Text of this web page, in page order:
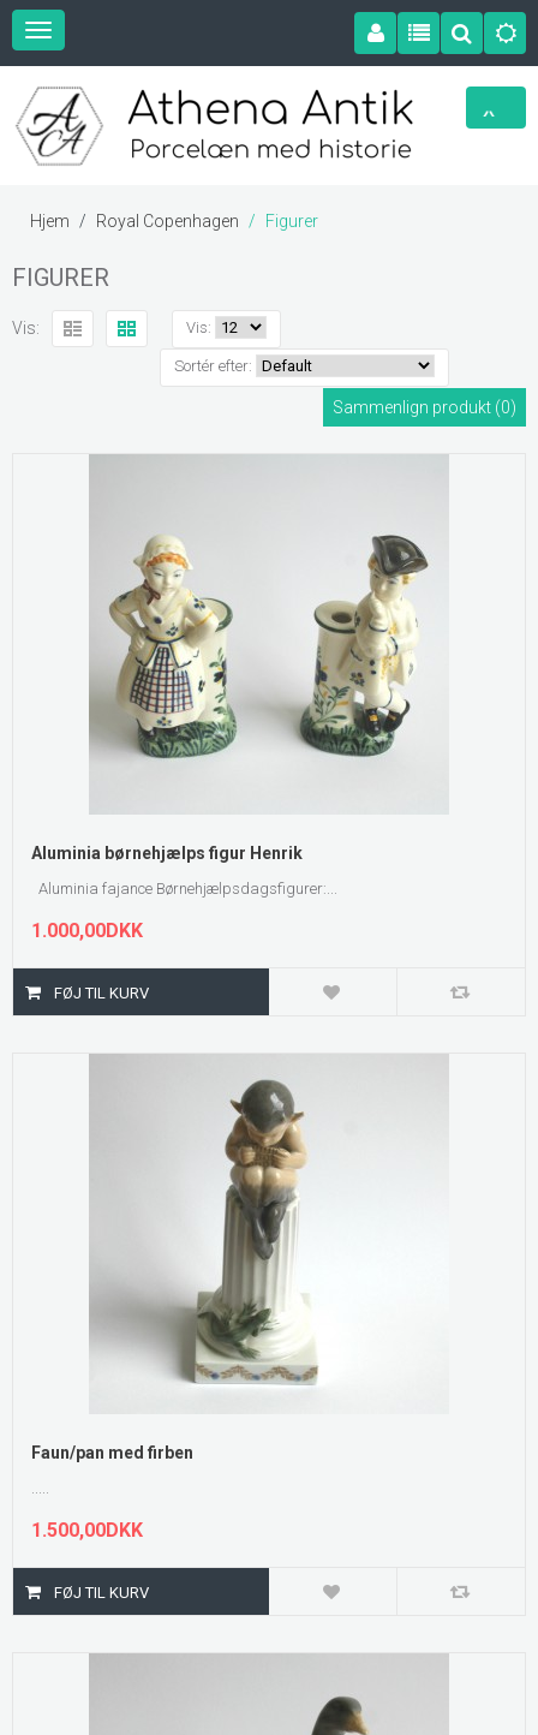
Hjem Royal Copenhagen Figurer
FIGURER
Vis: Vis:
Sortér efter:
Sammenlign produkt (0)
Aluminia børnehjælps figur Henrik
Aluminia fajance Børnehjælpsdagsfigurer:...
1.000,00DKK
Faun/pan med firben
.....
1.500,00DKK